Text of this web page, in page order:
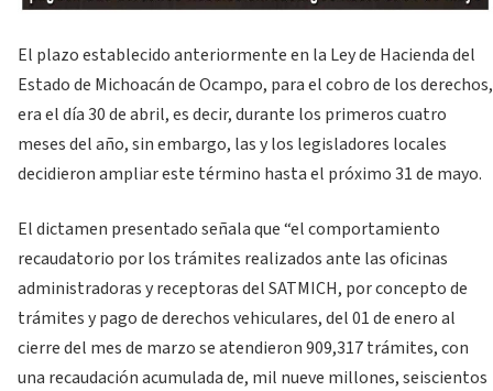
El plazo establecido anteriormente en la Ley de Hacienda del
Estado de Michoacán de Ocampo, para el cobro de los derechos,
era el día 30 de abril, es decir, durante los primeros cuatro
meses del año, sin embargo, las y los legisladores locales
decidieron ampliar este término hasta el próximo 31 de mayo.
El dictamen presentado señala que “el comportamiento
recaudatorio por los trámites realizados ante las oficinas
administradoras y receptoras del SATMICH, por concepto de
trámites y pago de derechos vehiculares, del 01 de enero al
cierre del mes de marzo se atendieron 909,317 trámites, con
una recaudación acumulada de, mil nueve millones, seiscientos